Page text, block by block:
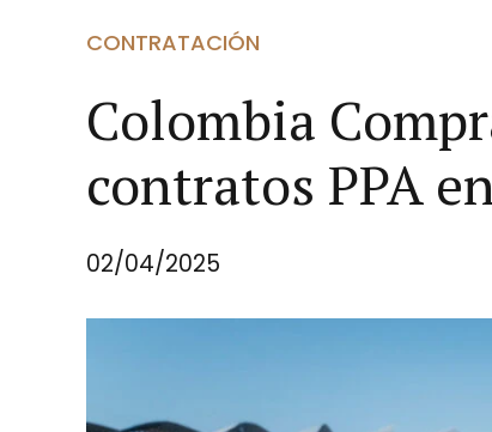
CONTRATACIÓN
Colombia
contratos PPA
02/04/2025